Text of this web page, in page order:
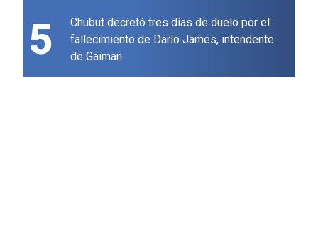
5
Chubut decretó tres días de duelo por el
fallecimiento de Darío James, intendente
de Gaiman